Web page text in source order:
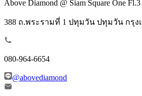
Above Diamond @ Siam Square One Fl.3
388 ถ.พระรามที่ 1 ปทุมวัน ปทุมวัน กรุง
080-964-6654
@abovediamond